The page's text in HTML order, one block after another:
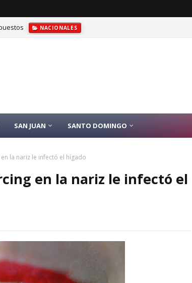
NACIONALES
SAN JUAN SANTO DOMINGO
la nariz le infectó el hígado
en la nariz le infectó el